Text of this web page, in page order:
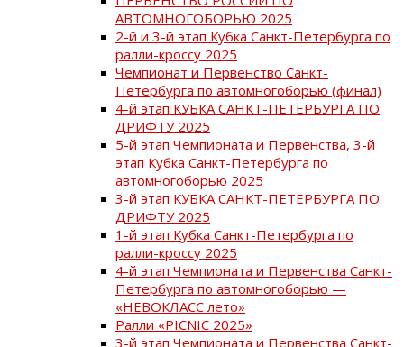
АВТОМНОГОБОРЬЮ 2025
2-й и 3-й этап Кубка Санкт-Петербурга по
ралли-кроссу 2025
Чемпионат и Первенство Санкт-
Петербурга по автомногоборью (финал)
4-й этап КУБКА САНКТ-ПЕТЕРБУРГА ПО
ДРИФТУ 2025
5-й этап Чемпионата и Первенства, 3-й
этап Кубка Санкт-Петербурга по
автомногоборью 2025
3-й этап КУБКА САНКТ-ПЕТЕРБУРГА ПО
ДРИФТУ 2025
1-й этап Кубка Санкт-Петербурга по
ралли-кроссу 2025
4-й этап Чемпионата и Первенства Санкт-
Петербурга по автомногоборью —
«НЕВОКЛАСС лето»
Ралли «PICNIC 2025»
3-й этап Чемпионата и Первенства Санкт-